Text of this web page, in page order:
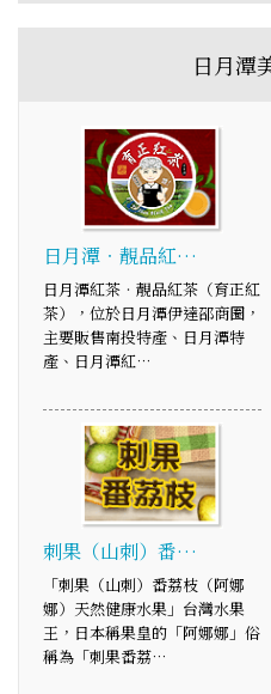
日月潭
日月潭‧靚品紅…
日月潭紅茶‧靚品紅茶（育正紅
茶），位於日月潭伊達邵商圈，
主要販售南投特產、日月潭特
產、日月潭紅…
刺果（山刺）番…
「刺果（山刺）番荔枝（阿娜
娜）天然健康水果」台灣水果
王，日本稱果皇的「阿娜娜」俗
稱為「刺果番荔…